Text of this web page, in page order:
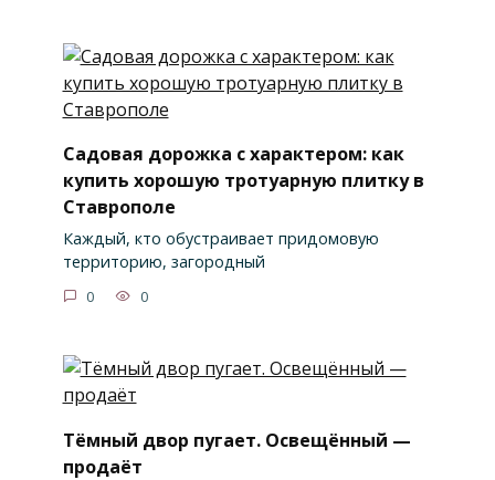
Садовая дорожка с характером: как
купить хорошую тротуарную плитку в
Ставрополе
Каждый, кто обустраивает придомовую
территорию, загородный
0 0
Тёмный двор пугает. Освещённый —
продаёт